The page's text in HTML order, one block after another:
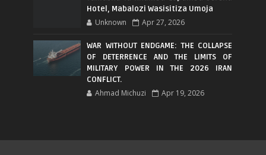
Hotel, Mabalozi Wasisitiza Umoja
Unknown Apr 27, 2026
WAR WITHOUT ENDGAME: THE COLLAPSE
OF DETERRENCE AND THE LIMITS OF
MILITARY POWER IN THE 2026 IRAN
CONFLICT.
Ahmad Michuzi Apr 19, 2026